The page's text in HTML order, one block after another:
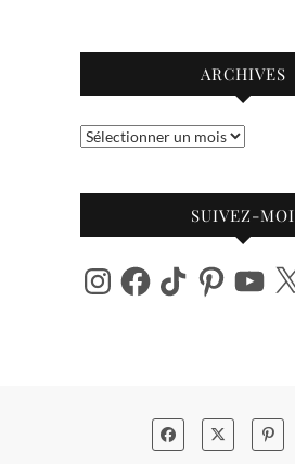
ARCHIVES
Archives
SUIVEZ-MOI
InstagramFacebook
TikTok PinterestYouTube
X